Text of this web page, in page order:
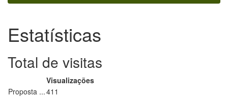
Estatísticas
Total de visitas
Visualizações
Proposta ...411